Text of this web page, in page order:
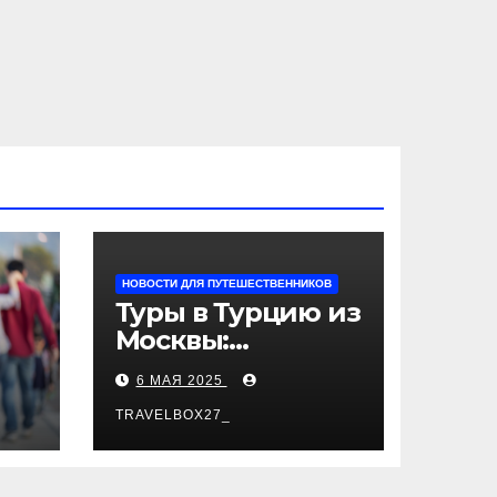
НОВОСТИ ДЛЯ ПУТЕШЕСТВЕННИКОВ
Туры в Турцию из
Москвы:
пляжный отдых,
экскурсии и
лучшие курорты
6 МАЯ 2025
TRAVELBOX27_